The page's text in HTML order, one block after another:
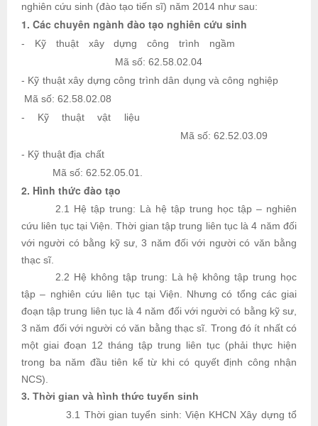
nghiên cứu sinh (đào tạo tiến sĩ) năm 2014 như sau:
1. Các chuyên ngành đào tạo nghiên cứu sinh
- Kỹ thuật xây dựng công trình ngầm
Mã số: 62.58.02.04
- Kỹ thuật xây dựng công trình dân dụng và công nghiệp
Mã số: 62.58.02.08
- Kỹ thuật vật liệu
Mã số: 62.52.03.09
- Kỹ thuật địa chất
Mã số: 62.52.05.01.
2. Hình thức đào tạo
2.1 Hệ tập trung: Là hệ tập trung học tập – nghiên
cứu liên tục tại Viện. Thời gian tập trung liên tục là 4 năm đối
với người có bằng kỹ sư, 3 năm đối với người có văn bằng
thạc sĩ.
2.2 Hệ không tập trung: Là hệ không tập trung học
tập – nghiên cứu liên tục tại Viện. Nhưng có tổng các giai
đoạn tập trung liên tục là 4 năm đối với người có bằng kỹ sư,
3 năm đối với người có văn bằng thạc sĩ. Trong đó ít nhất có
một giai đoạn 12 tháng tập trung liên tục (phải thực hiện
trong ba năm đầu tiên kể từ khi có quyết định công nhận
NCS).
3. Thời gian và hình thức tuyển sinh
3.1 Thời gian tuyển sinh: Viện KHCN Xây dựng tổ